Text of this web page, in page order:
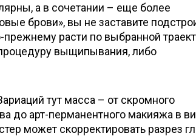
а в сочетании – еще более
брови», вы не заставите
расти по выбранной
выщипывания, либо
тут масса – от скромного
до арт-перманентного макияжа в
может скорректировать разрез